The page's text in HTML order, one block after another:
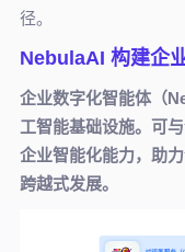
径。
NebulaAI 构建企
企业数字化智能体（
工智能基础设施。可
企业智能化能力，助
跨越式发展。